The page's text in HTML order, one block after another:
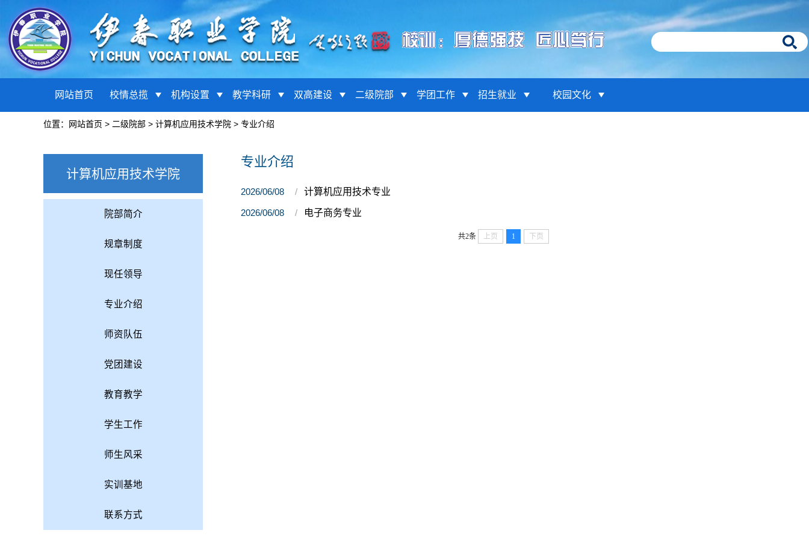
网站首页 校情总揽 机构设置 教学科研 双高建设 二级院部 学团工作 招生就业 校园文化
位置： 网站首页 > 二级院部 > 计算机应用技术学院 > 专业介绍
计算机应用技术学院
院部简介
规章制度
现任领导
专业介绍
师资队伍
党团建设
教育教学
学生工作
师生风采
实训基地
联系方式
专业介绍
2026/06/08 计算机应用技术专业
2026/06/08 电子商务专业
共2条 上页 1 下页